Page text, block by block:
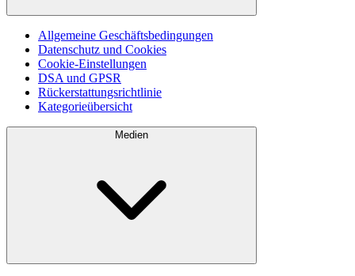
Allgemeine Geschäftsbedingungen
Datenschutz und Cookies
Cookie-Einstellungen
DSA und GPSR
Rückerstattungsrichtlinie
Kategorieübersicht
Medien